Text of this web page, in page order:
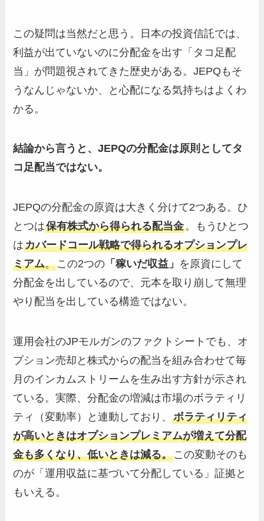
この疑問は当然だと思う。日本の投資信託では、
利益が出ていないのに分配金を出す「タコ足配
当」が問題視されてきた歴史がある。JEPQもそ
うなんじゃないか、と心配になる気持ちはよくわ
かる。
結論から言うと、JEPQの分配金は原則としてタ
コ足配当ではない。
JEPQの分配金の原資は大きく分けて2つある。ひ
とつは保有株式から得られる配当金。もうひとつ
はカバードコール戦略で得られるオプションプレ
ミアム。この2つの 「稼いだ収益」 を原資にして
分配金を出しているので、元本を取り崩して無理
やり配当を出している構造ではない。
運用会社のJPモルガンのファクトシートでも、オ
プション売却と株式からの配当を組み合わせて毎
月のインカムストリームを生み出す方針が示され
ている。実際、分配金の増減は市場のボラティリ
ティ（変動率）と連動しており、ボラティリティ
が高いときはオプションプレミアムが増えて分配
金も多くなり、低いときは減る。この変動そのも
のが「運用収益に基づいて分配している」証拠と
もいえる。